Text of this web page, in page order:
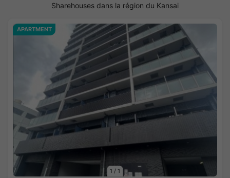
Sharehouses dans la région du Kansai
1 / 1
APARTMENT